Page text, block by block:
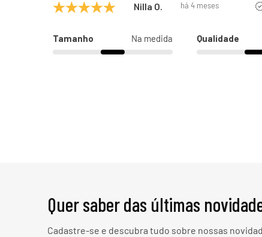
Nilla O. há 4 meses
Tamanho Na medida Qualidade
Quer saber das últimas
Cadastre-se e descubra tudo sobre nossas